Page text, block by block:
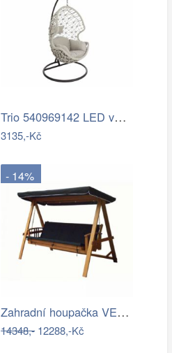
Trio 540969142 LED venkovní sloupek…
3135,-Kč
- 14%
Zahradní houpačka VEGAS LUX Rojaplast
14348,-12288,-Kč